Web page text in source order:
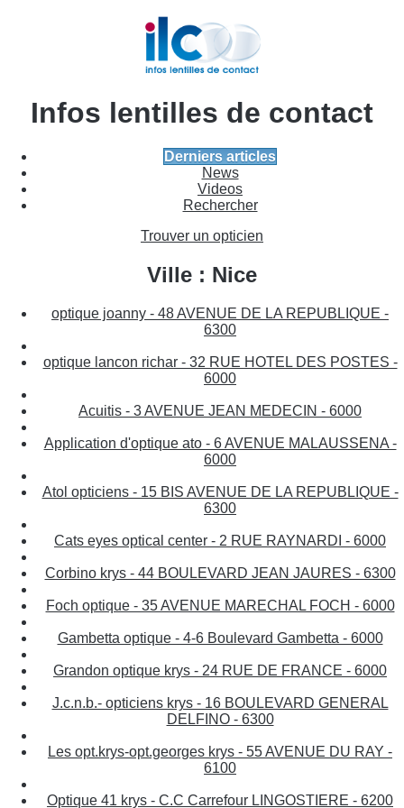
Infos lentilles de contact
Derniers articles
News
Videos
Rechercher
Trouver un opticien
Ville : Nice
optique joanny - 48 AVENUE DE LA REPUBLIQUE -
6300
optique lancon richar - 32 RUE HOTEL DES POSTES -
6000
Acuitis - 3 AVENUE JEAN MEDECIN - 6000
Application d'optique ato - 6 AVENUE MALAUSSENA -
6000
Atol opticiens - 15 BIS AVENUE DE LA REPUBLIQUE -
6300
Cats eyes optical center - 2 RUE RAYNARDI - 6000
Corbino krys - 44 BOULEVARD JEAN JAURES - 6300
Foch optique - 35 AVENUE MARECHAL FOCH - 6000
Gambetta optique - 4-6 Boulevard Gambetta - 6000
Grandon optique krys - 24 RUE DE FRANCE - 6000
J.c.n.b.- opticiens krys - 16 BOULEVARD GENERAL
DELFINO - 6300
Les opt.krys-opt.georges krys - 55 AVENUE DU RAY -
6100
Optique 41 krys - C.C Carrefour LINGOSTIERE - 6200